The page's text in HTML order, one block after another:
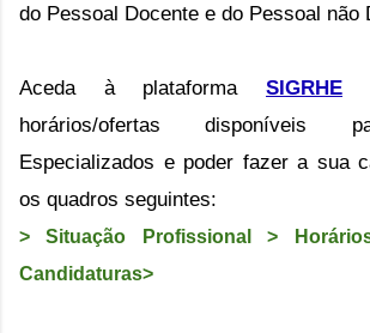
do Pessoal Docente e do Pessoal não
Aceda à plataforma SIGRHE
horários/ofertas disponíveis
Especializados e poder fazer a sua
os quadros seguintes:
> Situação Profissional >
Candidaturas>